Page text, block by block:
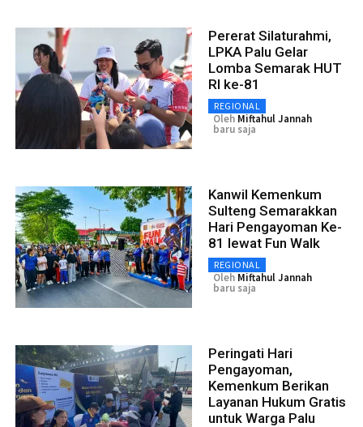
Pererat Silaturahmi,
LPKA Palu Gelar
Lomba Semarak HUT
RI ke-81
REGIONAL
Oleh Miftahul Jannah
baru saja
Kanwil Kemenkum
Sulteng Semarakkan
Hari Pengayoman Ke-
81 lewat Fun Walk
REGIONAL
Oleh Miftahul Jannah
baru saja
Peringati Hari
Pengayoman,
Kemenkum Berikan
Layanan Hukum Gratis
untuk Warga Palu